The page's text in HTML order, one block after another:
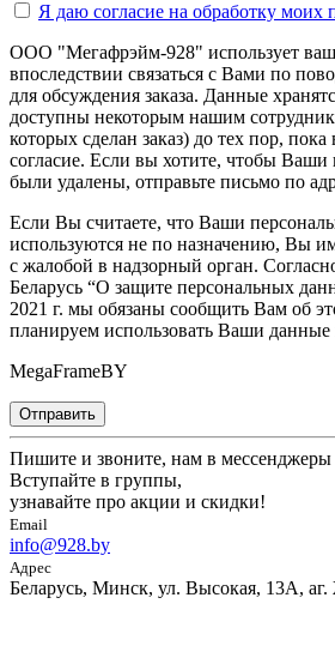
Я даю согласие на обработку моих
ООО "Мегафрэйм-928" использует
впоследствии связаться с Вами по
для обсуждения заказа. Данные
доступны некоторым нашим
которых сделан заказ) до тех пор, пока
согласие. Если вы хотите, чтобы
были удалены, отправьте письмо по
Если Вы считаете, что Ваши
используются не по назначению, Вы
с жалобой в надзорный орган.
Беларусь “О защите персональных
2021 г. мы обязаны сообщить Вам об
планируем использовать Ваши
MegaFrameBY
Отправить
Пишите и звоните, нам в мессенджеры
Вступайте в группы,
узнавайте про акции и скидки!
Email
info@928.by
Адрес
Беларусь, Минск, ул. Высокая, 13А,